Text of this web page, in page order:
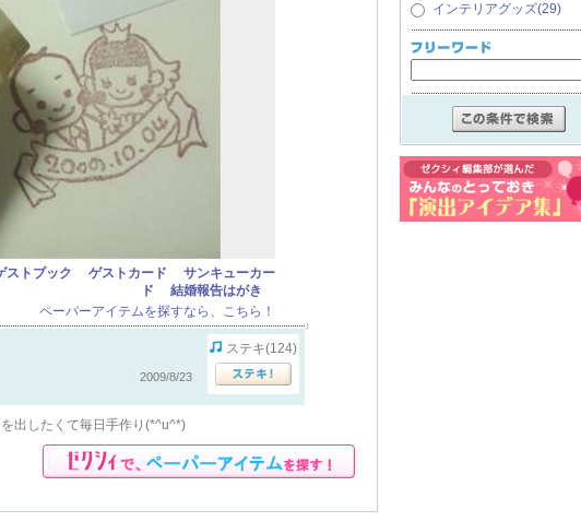
ストブック ゲストカード
サンキューカー
ド
結婚報告はがき
ペーパーアイテムを探すなら、こちら！
2009/8/23
ステキ(124)
出したくて毎日手作り(*^u^*)
インテリアグッズ(29)